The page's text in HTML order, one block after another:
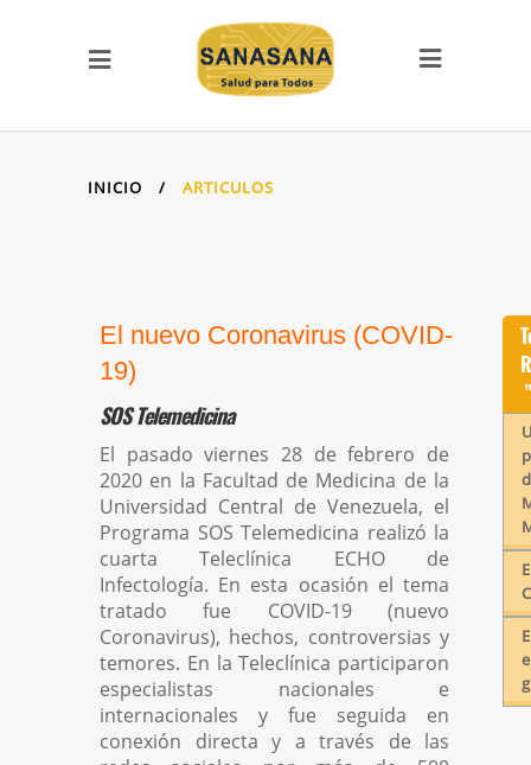
PÁGINAS DE INTERÉS
Quiénes Somos
Vitae Academia Biomédica Digital
Artículos
Malaria
Serpientes de Venezuela
Escorpiones
Quiénes Somos
Glosario
Contactos
REDES SOCIALES
INICIO / ARTICULOS
El nuevo Coronavirus (COVID-
19)
SOS Telemedicina
El pasado viernes 28 de febrero de
2020 en la Facultad de Medicina de la
Universidad Central de Venezuela, el
Programa SOS Telemedicina realizó la
cuarta Teleclínica ECHO de
Infectología. En esta ocasión el tema
tratado fue COVID-19 (nuevo
Coronavirus), hechos, controversias y
temores. En la Teleclínica participaron
especialistas nacionales e
internacionales y fue seguida en
conexión directa y a través de las